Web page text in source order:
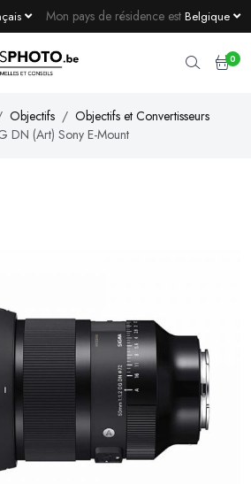
Mon pays de résidence est Belgique
0
Objectifs
Objectifs et Convertisseurs
DN (Art) Sony E-Mount